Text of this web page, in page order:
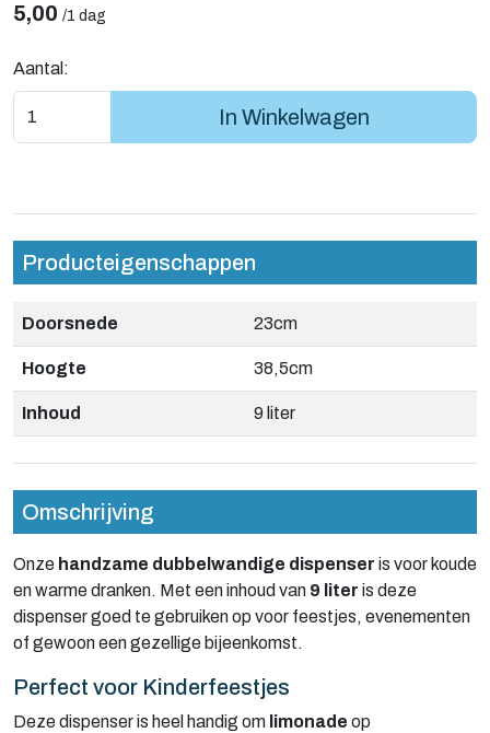
5,00 /1 dag
Aantal:
In Winkelwagen
Producteigenschappen
Doorsnede 23cm
Hoogte 38,5cm
Inhoud 9 liter
Omschrijving
Onze handzame dubbelwandige dispenser is voor koude
en warme dranken. Met een inhoud van 9 liter is deze
dispenser goed te gebruiken op voor feestjes, evenementen
of gewoon een gezellige bijeenkomst.
Perfect voor Kinderfeestjes
Deze dispenser is heel handig om limonade op